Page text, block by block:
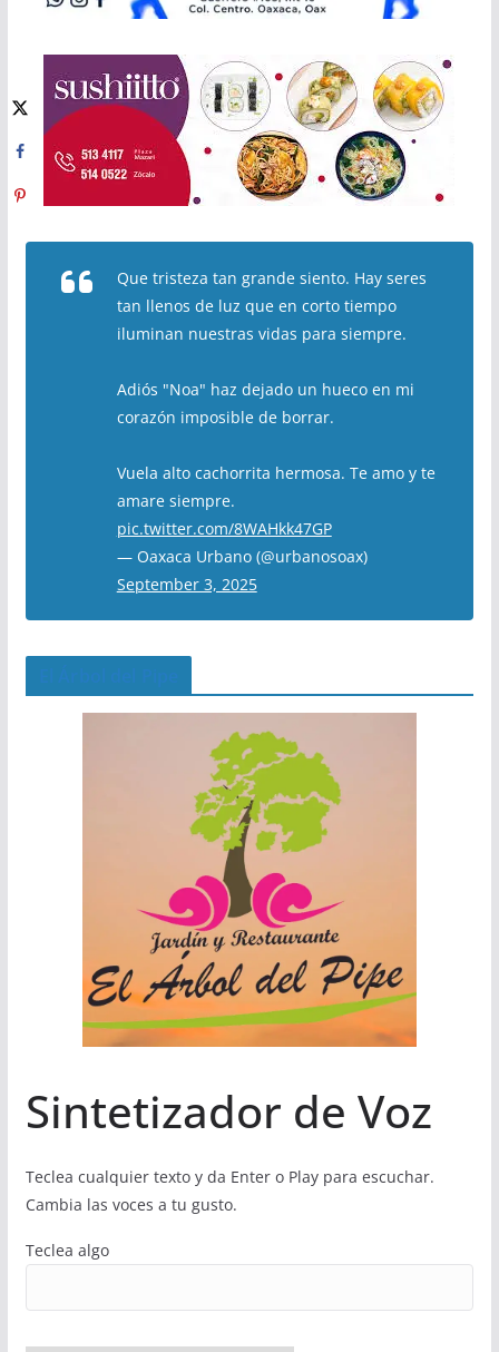
Que tristeza tan grande siento. Hay seres
tan llenos de luz que en corto tiempo
iluminan nuestras vidas para siempre.
Adiós "Noa" haz dejado un hueco en mi
corazón imposible de borrar.
Vuela alto cachorrita hermosa. Te amo y te
amare siempre.
pic.twitter.com/8WAHkk47GP
— Oaxaca Urbano (@urbanosoax)
September 3, 2025
Sintetizador de Voz
Teclea cualquier texto y da Enter o Play para escuchar.
Cambia las voces a tu gusto.
Teclea algo